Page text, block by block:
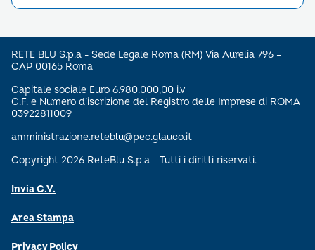
RETE BLU S.p.a - Sede Legale Roma (RM) Via Aurelia 796 –
CAP 00165 Roma
Capitale sociale Euro 6.980.000,00 i.v
C.F. e Numero d’iscrizione del Registro delle Imprese di ROMA
03922811009
amministrazione.reteblu@pec.glauco.it
Copyright 2026 ReteBlu S.p.a - Tutti i diritti riservati.
Invia C.V.
Area Stampa
Privacy Policy